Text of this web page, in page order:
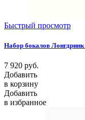
Быстрый просмотр
Набор бокалов
7 920 руб.
Добавить
в корзину
Добавить
в избранное